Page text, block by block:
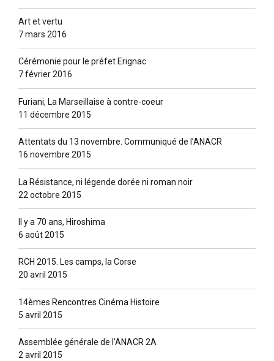
Art et vertu
7 mars 2016
Cérémonie pour le préfet Erignac
7 février 2016
Furiani, La Marseillaise à contre-coeur
11 décembre 2015
Attentats du 13 novembre. Communiqué de l’ANACR
16 novembre 2015
La Résistance, ni légende dorée ni roman noir
22 octobre 2015
Il y a 70 ans, Hiroshima
6 août 2015
RCH 2015. Les camps, la Corse
20 avril 2015
14èmes Rencontres Cinéma Histoire
5 avril 2015
Assemblée générale de l’ANACR 2A
2 avril 2015